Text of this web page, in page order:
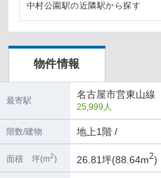
中村公園駅の近隣駅から探す
本陣駅の店舗物件・貸店舗・テ
八田駅の店舗物件・貸店舗・
物件情報
最寄駅
名古屋市営東山
25,999人
階数/建物 地上1階 /
面積 坪(m2) 26.81坪(88.64m2)